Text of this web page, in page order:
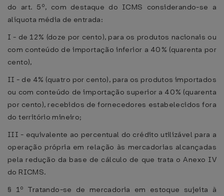
do art. 5º, com destaque do ICMS considerando-se a
alíquota média de entrada:
I - de 12% (doze por cento), para os produtos nacionais ou
com conteúdo de importação inferior a 40% (quarenta por
cento),
II - de 4% (quatro por cento), para os produtos importados
ou com conteúdo de importação superior a 40% (quarenta
por cento), recebidos de fornecedores estabelecidos fora
do território mineiro;
III - equivalente ao percentual do crédito utilizável para a
operação própria em relação às mercadorias alcançadas
pela redução da base de cálculo de que trata o Anexo IV
do RICMS.
§ 1º Tratando-se de mercadoria em estoque sujeita à